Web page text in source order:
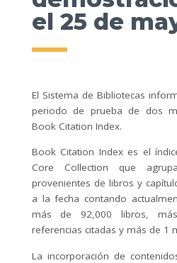
el 25 de
El Sistema de Bibliotecas
periodo de prueba de dos
Book Citation Index.
Book Citation Index es el
Core Collection que
provenientes de libros y
a la fecha contando
más de 92,000 libros,
referencias citadas y más de 1
La incorporación de